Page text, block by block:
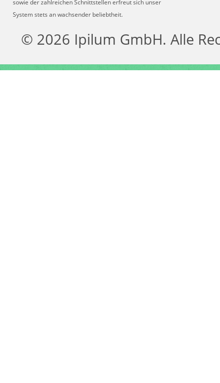
sowie der zahlreichen Schnittstellen erfreut sich unser
System stets an wachsender beliebtheit.
© 2026 Ipilum GmbH. Alle